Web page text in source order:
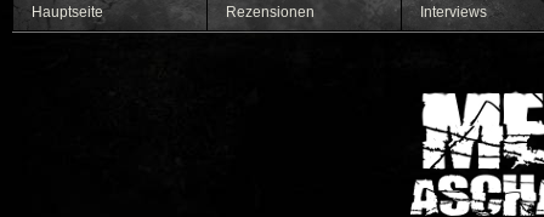
Hauptseite Rezensionen Interviews